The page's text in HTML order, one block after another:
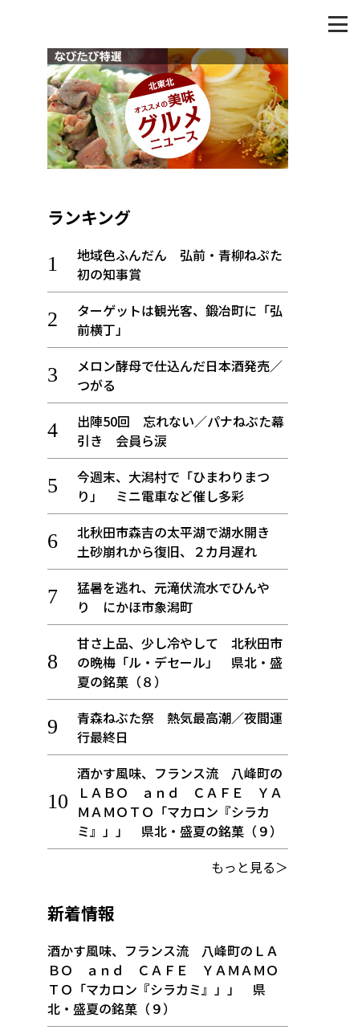
ランキング
地域色ふんだん 弘前・青柳ねぷた
初の知事賞
ターゲットは観光客、鍛冶町に「弘
前横丁」
メロン酵母で仕込んだ日本酒発売／
つがる
出陣50回 忘れない／パナねぶた幕
引き 会員ら涙
今週末、大潟村で「ひまわりまつ
り」 ミニ電車など催し多彩
北秋田市森吉の太平湖で湖水開き
土砂崩れから復旧、２カ月遅れ
猛暑を逃れ、元滝伏流水でひんや
り にかほ市象潟町
甘さ上品、少し冷やして 北秋田市
の晩梅「ル・デセール」 県北・盛
夏の銘菓（８）
青森ねぶた祭 熱気最高潮／夜間運
行最終日
酒かす風味、フランス流 八峰町の
ＬＡＢＯ ａｎｄ ＣＡＦＥ ＹＡ
ＭＡＭＯＴＯ「マカロン『シラカ
ミ』」」 県北・盛夏の銘菓（９）
もっと見る＞
新着情報
酒かす風味、フランス流 八峰町のＬＡ
ＢＯ ａｎｄ ＣＡＦＥ ＹＡＭＡＭＯ
ＴＯ「マカロン『シラカミ』」」 県
北・盛夏の銘菓（９）